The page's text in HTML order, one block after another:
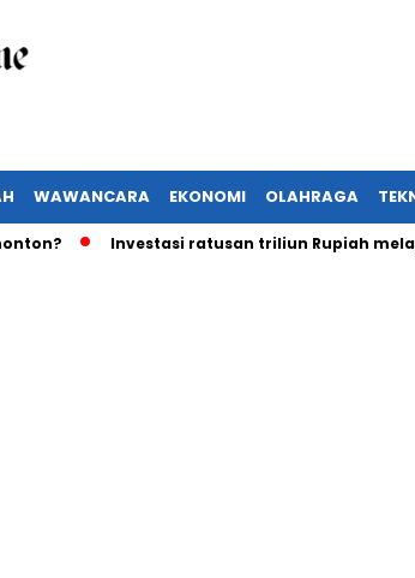
WAWANCARA EKONOMI OLAHRAGA
Investasi ratusan triliun Rupiah